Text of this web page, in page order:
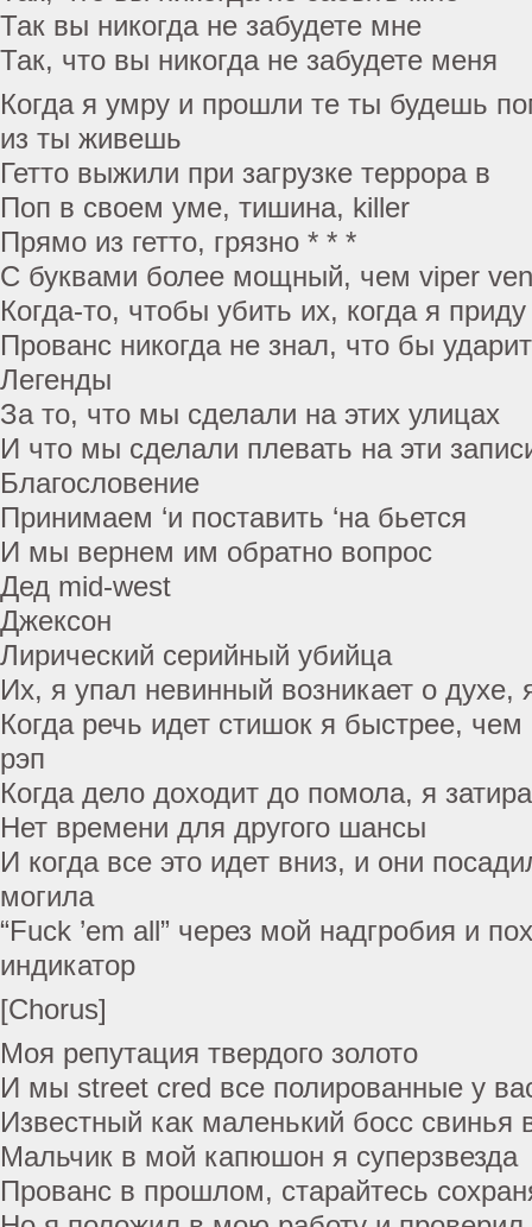
Так вы никогда не забудете мне
Так, что вы никогда не забудете меня
Когда я умру и прошли те ты будешь
из ты живешь
Гетто выжили при загрузке террора в
Поп в своем уме, тишина, killer
Прямо из гетто, грязно * * *
С буквами более мощный, чем viper
Когда-то, чтобы убить их, когда я
Прованс никогда не знал, что бы
Легенды
За то, что мы сделали на этих улицах
И что мы сделали плевать на эти
Благословение
Принимаем ‘и поставить ‘на бьется
И мы вернем им обратно вопрос
Дед mid-west
Джексон
Лирический серийный убийца
Их, я упал невинный возникает о духе,
Когда речь идет стишок я быстрее, чем
рэп
Когда дело доходит до помола, я
Нет времени для другого шансы
И когда все это идет вниз, и они
могила
“Fuck ’em all” через мой надгробия и
индикатор
[Chorus]
Моя репутация твердого золото
И мы street cred все полированные у
Известный как маленький босс свинья
Мальчик в мой капюшон я суперзвезда
Прованс в прошлом, старайтесь